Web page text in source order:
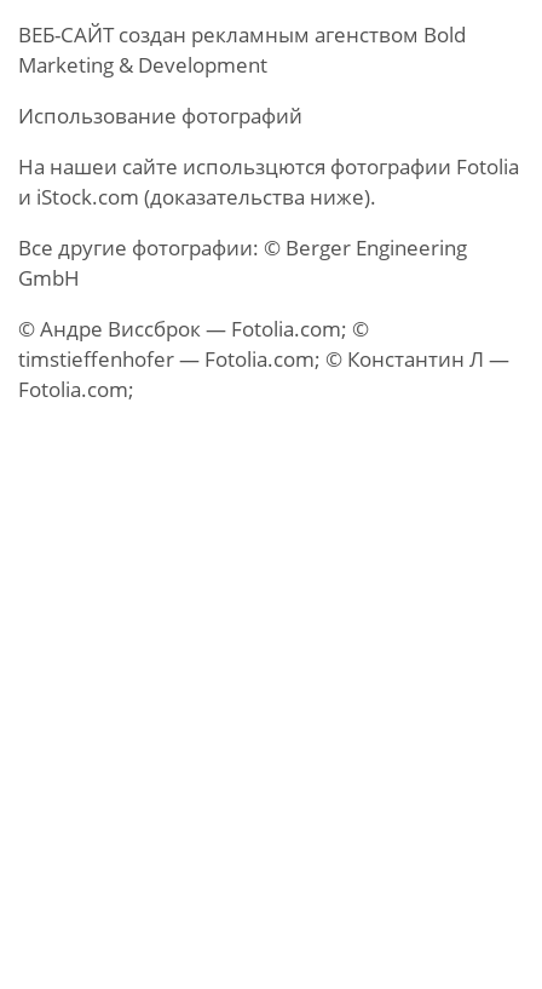
ВЕБ-САЙТ создан рекламным агенством Bold
Marketing & Development
Использование фотографий
На нашеи сайте использцются фотографии Fotolia
и iStock.com (доказательства ниже).
Все другие фотографии: © Berger Engineering
GmbH
© Андре Виссброк — Fotolia.com; ©
timstieffenhofer — Fotolia.com; © Константин Л —
Fotolia.com;